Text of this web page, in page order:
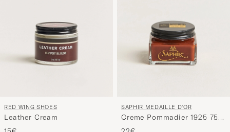
RED WING SHOES
Leather Cream
SAPHIR MEDAILLE D'OR
Creme Pommadier 1925 75
ml Cognac